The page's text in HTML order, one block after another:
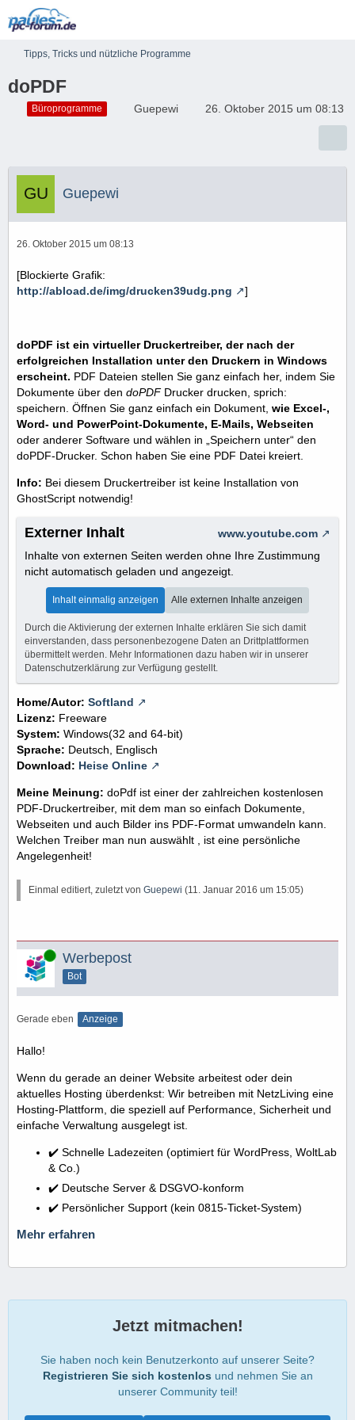
Tipps, Tricks und nützliche Programme
doPDF
Büroprogramme Guepewi 26. Oktober 2015 um 08:13
Guepewi
26. Oktober 2015 um 08:13
[Blockierte Grafik:
http://abload.de/img/drucken39udg.png
]
doPDF ist ein virtueller Druckertreiber, der nach der
erfolgreichen Installation unter den Druckern in Windows
erscheint. PDF Dateien stellen Sie ganz einfach her, indem Sie
Dokumente über den doPDFDrucker drucken, sprich:
speichern. Öffnen Sie ganz einfach ein Dokument, wie Excel-,
Word- und PowerPoint-Dokumente, E-Mails, Webseiten
oder anderer Software und wählen in „Speichern unter“ den
doPDF-Drucker. Schon haben Sie eine PDF Datei kreiert.
Info: Bei diesem Druckertreiber ist keine Installation von
GhostScript notwendig!
Externer Inhalt
www.youtube.com
Inhalte von externen Seiten werden ohne Ihre Zustimmung
nicht automatisch geladen und angezeigt.
Inhalt einmalig anzeigen Alle externen Inhalte anzeigen
Durch die Aktivierung der externen Inhalte erklären Sie sich damit
einverstanden, dass personenbezogene Daten an Drittplattformen
übermittelt werden. Mehr Informationen dazu haben wir in unserer
Datenschutzerklärung zur Verfügung gestellt.
Home/Autor: Softland
Lizenz: Freeware
System: Windows(32 and 64-bit)
Sprache: Deutsch, Englisch
Download: Heise Online
Meine Meinung: doPdf ist einer der zahlreichen kostenlosen
PDF-Druckertreiber, mit dem man so einfach Dokumente,
Webseiten und auch Bilder ins PDF-Format umwandeln kann.
Welchen Treiber man nun auswählt , ist eine persönliche
Angelegenheit!
Einmal editiert, zuletzt von Guepewi (11. Januar 2016 um 15:05)
Online Werbepost
Bot
Gerade eben Anzeige
Hallo!
Wenn du gerade an deiner Website arbeitest oder dein
aktuelles Hosting überdenkst: Wir betreiben mit NetzLiving eine
Hosting-Plattform, die speziell auf Performance, Sicherheit und
einfache Verwaltung ausgelegt ist.
✔️ Schnelle Ladezeiten (optimiert für WordPress, WoltLab
& Co.)
✔️ Deutsche Server & DSGVO-konform
✔️ Persönlicher Support (kein 0815-Ticket-System)
Mehr erfahren
Jetzt mitmachen!
Sie haben noch kein Benutzerkonto auf unserer Seite?
Registrieren Sie sich kostenlos und nehmen Sie an
unserer Community teil!